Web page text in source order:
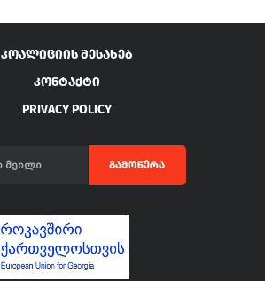
ᲙᲝᲐᲚᲘᲪᲘᲘᲡ ᲨᲔᲡᲐᲮᲔᲑ
ᲙᲝᲜᲢᲐᲥᲢᲘ
PRIVACY POLICY
ᲒᲐᲛᲝᲬᲔᲠᲐ